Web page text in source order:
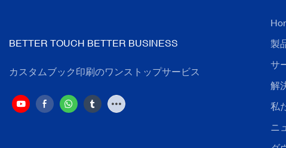
BETTER TOUCH BETTER BUSINESS
カスタムブック印刷のワンストップサービス
製
サ
解
私
ニ